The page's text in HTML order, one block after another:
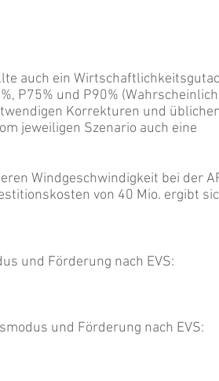
auch ein
P75% und P90%
Korrekturen und
jeweiligen Szenario auch eine
Windgeschwindigkeit bei der
von 40 Mio. ergibt
und Förderung nach EVS:
und Förderung nach EVS: